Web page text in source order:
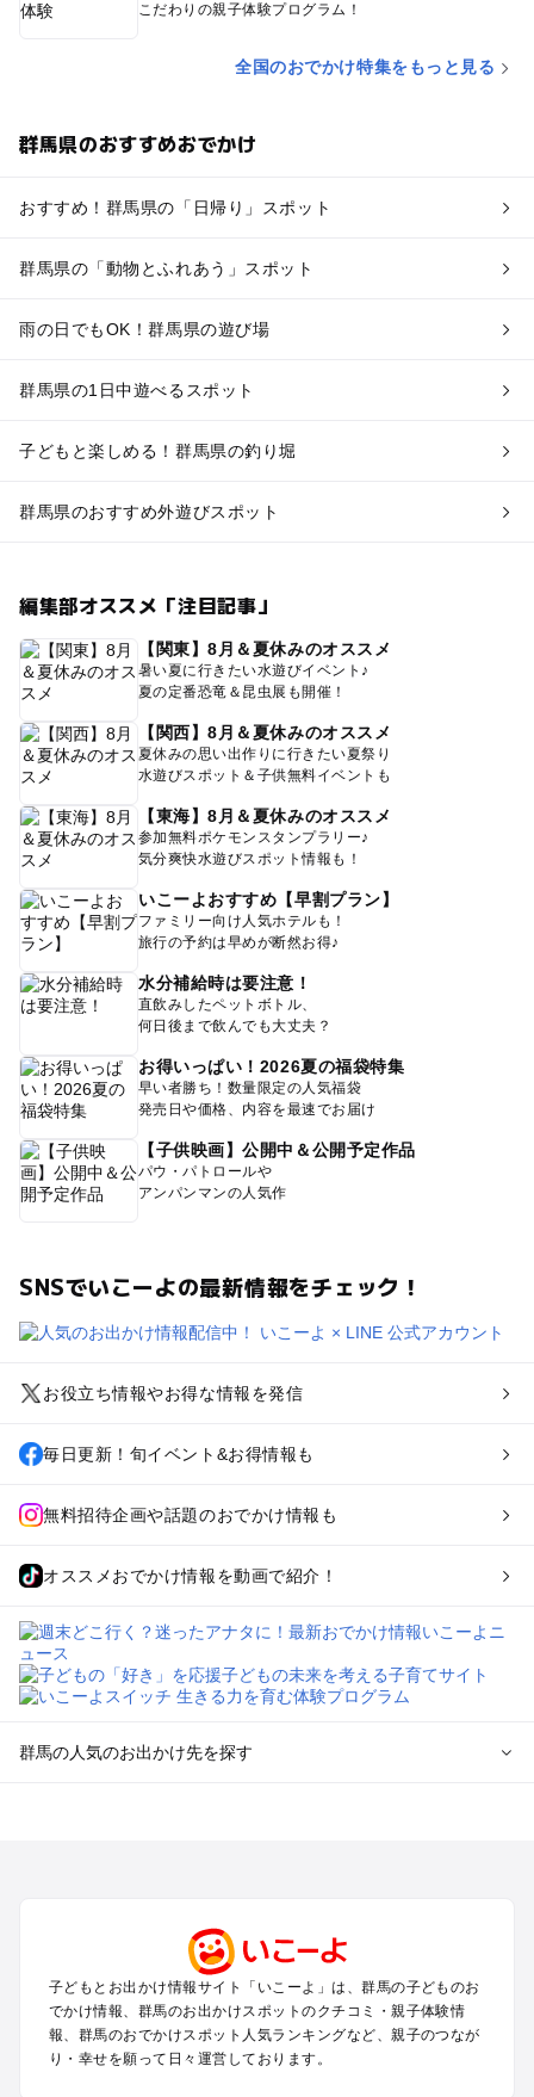
こだわりの親子体験プログラム！
全国のおでかけ特集をもっと見る
群馬県のおすすめおでかけ
おすすめ！群馬県の「日帰り」スポット
群馬県の「動物とふれあう」スポット
雨の日でもOK！群馬県の遊び場
群馬県の1日中遊べるスポット
子どもと楽しめる！群馬県の釣り堀
群馬県のおすすめ外遊びスポット
編集部オススメ「注目記事」
【関東】8月＆夏休みのオススメ
暑い夏に行きたい水遊びイベント♪
夏の定番恐竜＆昆虫展も開催！
【関西】8月＆夏休みのオススメ
夏休みの思い出作りに行きたい夏祭り
水遊びスポット＆子供無料イベントも
【東海】8月＆夏休みのオススメ
参加無料ポケモンスタンプラリー♪
気分爽快水遊びスポット情報も！
いこーよおすすめ【早割プラン】
ファミリー向け人気ホテルも！
旅行の予約は早めが断然お得♪
水分補給時は要注意！
直飲みしたペットボトル、
何日後まで飲んでも大丈夫？
お得いっぱい！2026夏の福袋特集
早い者勝ち！数量限定の人気福袋
発売日や価格、内容を最速でお届け
【子供映画】公開中＆公開予定作品
パウ・パトロールや
アンパンマンの人気作
SNSでいこーよの最新情報をチェック！
お役立ち情報やお得な情報を発信
毎日更新！旬イベント&お得情報も
無料招待企画や話題のおでかけ情報も
オススメおでかけ情報を動画で紹介！
群馬の人気のお出かけ先を探す
伊香保・渋川のプールお出かけ
赤城・桐生・渡良瀬のプールお出かけ
水上・猿ヶ京・月夜野・法師のプールお出かけ
富岡・藤岡・妙義・安中のプールお出かけ
草津・尻焼・花敷のプールお出かけ
子どもとお出かけ情報サイト「いこーよ」は、群馬の子どものお
でかけ情報、群馬のお出かけスポットのクチコミ・親子体験情
報、群馬のおでかけスポット人気ランキングなど、親子のつなが
り・幸せを願って日々運営しております。